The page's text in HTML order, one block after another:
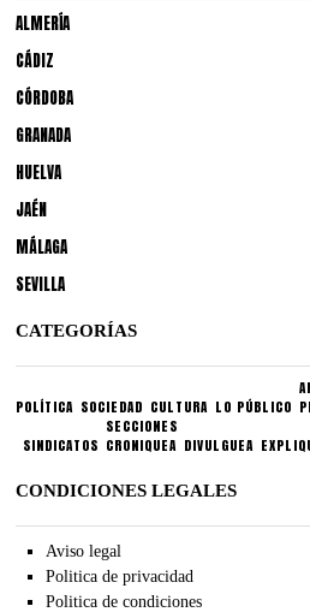
ALMERÍA
CÁDIZ
CÓRDOBA
GRANADA
HUELVA
JAÉN
MÁLAGA
SEVILLA
CATEGORÍAS
POLÍTICA SOCIEDAD CULTURA LO PÚBLICO
SINDICATOS
SECCIONES
CRONIQUEA DIVULGUEA
CONDICIONES LEGALES
Aviso legal
Politica de privacidad
Politica de condiciones